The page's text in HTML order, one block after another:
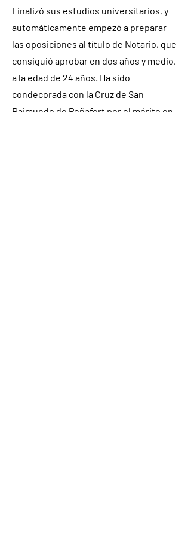
Finalizó sus estudios universitarios, y
automáticamente empezó a preparar
las oposiciones al título de Notario, que
consiguió aprobar en dos años y medio,
a la edad de 24 años. Ha sido
condecorada con la Cruz de San
Raimundo de Peñafort por el mérito en